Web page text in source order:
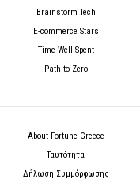
Brainstorm Tech
E-commerce Stars
Time Well Spent
Path to Zero
About Fortune Greece
Ταυτότητα
Δήλωση Συμμόρφωσης